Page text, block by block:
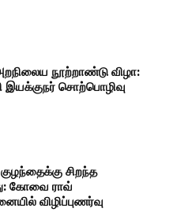
நூற்றாண்டு விழா:
இயக்குநர் சொற்பொழிவு
சிறந்த
கோவை ராவ்
விழிப்புணர்வு